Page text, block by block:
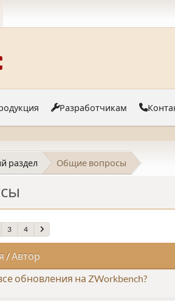
Разработчикам
раздел Общие вопросы
3 4
/ Автор
обновления на ZWorkbench?